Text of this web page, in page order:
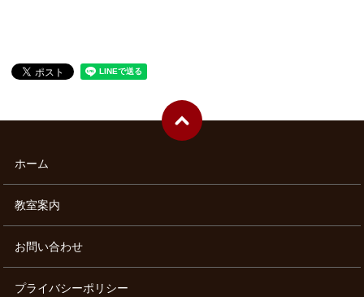
ホーム
教室案内
お問い合わせ
プライバシーポリシー